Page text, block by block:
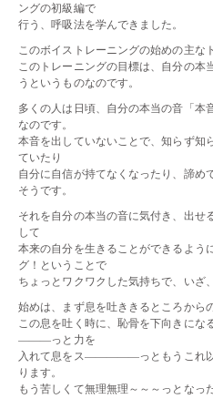
ングの初級編で
行う、呼吸法を学んできました。
このボイストレーニングの始めの主な
このトレーニングの目標は、自分の本
うというものなのです。
多くの人は日頃、自分の本当の音「本
なのです。
本音を出していないことで、知らず知
ていたり
自分に自信が持てなくなったり、諦め
そうです。
それを自分の本当の音に気付き、出せ
して
本来の自分を生きることができるよう
グ！ということで
ちょっとワクワクした気持ちで、いざ
始めは、まず息を吐ききるところから
この息を吐く時に、恥骨を下向きにな
―――っと力を
入れて息をス―――――っともうこれ以
ります。
もう苦しくて無理無理～～～っとなっ